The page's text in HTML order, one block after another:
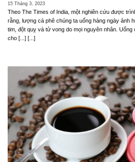
15 Tháng 3, 2023
Theo The Times of India, một nghiên cứu được
rằng, lượng cà phê chúng ta uống hàng ngày ảnh
tim, đột quỵ và tử vong do mọi nguyên nhân.
cho [...] [...]